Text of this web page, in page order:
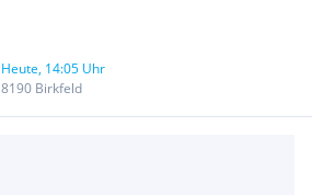
Heute, 14:05 Uhr
8190 Birkfeld